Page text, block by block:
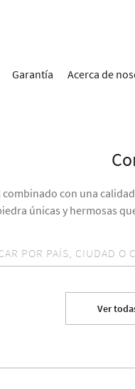
Garantía Acerca de
con una
únicas y hermosas
Ver